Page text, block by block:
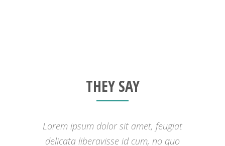
THEY SAY
Lorem ipsum dolor sit amet, feugiat
delicata liberavisse id cum, no quo